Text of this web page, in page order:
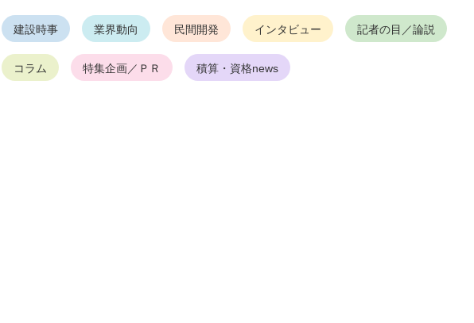
建設時事 業界動向 民間開発 インタビュー 記者の目／論説
コラム 特集企画／ＰＲ 積算・資格news